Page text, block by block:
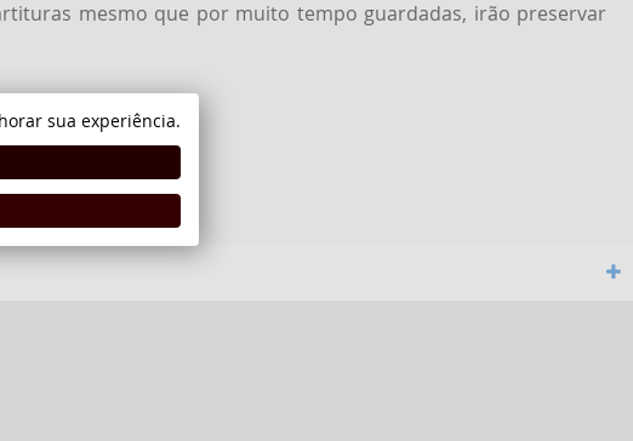
mesmo que por muito tempo guardadas, irão preservar
sua experiência.